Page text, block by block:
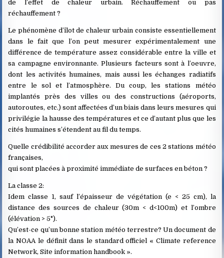
de l’effet de chaleur urbain. Réchauffement ou pas
réchauffement ?
Le phénomène d’îlot de chaleur urbain consiste essentiellement
dans le fait que l’on peut mesurer expérimentalement une
différence de température assez considérable entre la ville et
sa campagne environnante. Plusieurs facteurs sont à l’oeuvre,
dont les activités humaines, mais aussi les échanges radiatifs
entre le sol et l’atmosphère. Du coup, les stations météo
implantés près des villes ou des constructions (aéroports,
autoroutes, etc.) sont affectées d’un biais dans leurs mesures qui
privilégie la hausse des températures et ce d’autant plus que les
cités humaines s’étendent au fil du temps.
Quelle crédibilité accorder aux mesures de ces 2 stations météo
françaises,
qui sont placées à proximité immédiate de surfaces en béton ?
La classe 2:
Idem classe 1, sauf l’épaisseur de végétation (e < 25 cm), la
distance des sources de chaleur (30m < d<100m) et l’ombre
(élévation > 5°).
Qu’est-ce qu’un bonne station météo terrestre? Un document de
la NOAA le définit dans le standard officiel « Climate reference
Network, Site information handbook ».